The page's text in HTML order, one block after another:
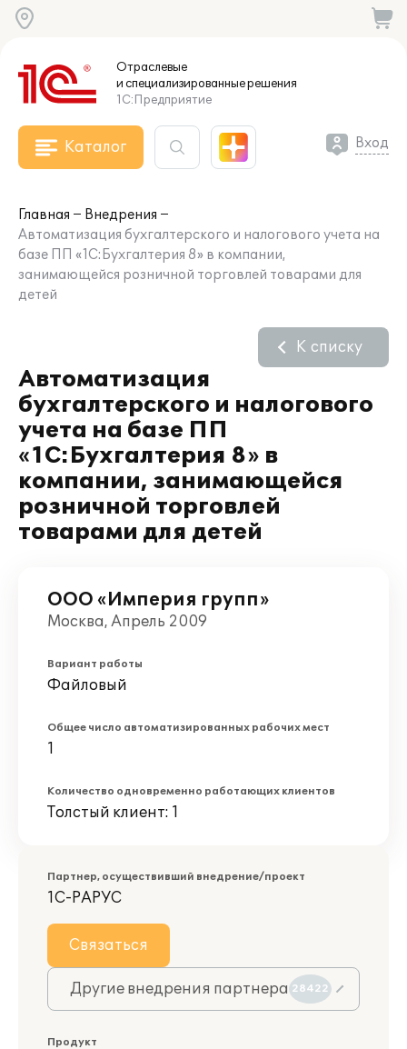
Отраслевые
и специализированныерешения
1С:Предприятие
Каталог Вход
Главная
Внедрения
Автоматизация бухгалтерского и налогового учета на
базе ПП «1С:Бухгалтерия 8» в компании,
занимающейся розничной торговлей товарами для
детей
Автоматизация
бухгалтерского и налогового
учета на базе ПП
«1С:Бухгалтерия 8» в
компании, занимающейся
розничной торговлей
товарами для детей
К списку
ООО «Империя групп»
Москва, Апрель 2009
Вариант работы
Файловый
Общее число автоматизированных рабочих мест
1
Количество одновременно работающих клиентов
Толстый клиент: 1
Партнер, осуществивший внедрение/проект
1С-РАРУС
Связаться
Другие внедрения партнера 28422
Продукт